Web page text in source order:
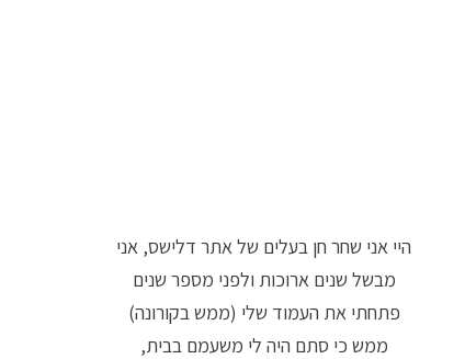
היי אני שחר חן בעלים של אתר דלישס, אני
מבשל שנים ארוכות ולפני מספר שנים
פתחתי את העמוד שלי (ממש בקורונה)
ממש כי סתם היה לי משעמם בבית,